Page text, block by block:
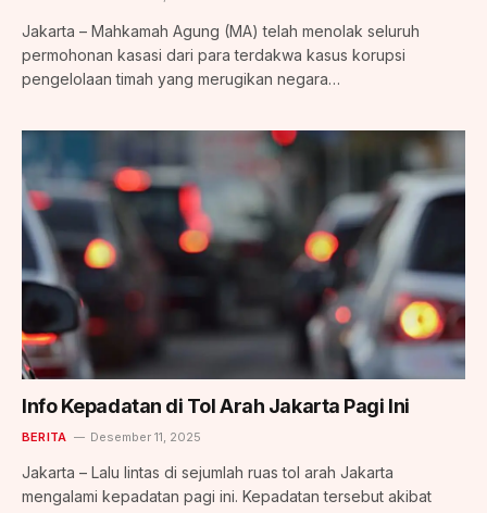
Jakarta – Mahkamah Agung (MA) telah menolak seluruh
permohonan kasasi dari para terdakwa kasus korupsi
pengelolaan timah yang merugikan negara…
Info Kepadatan di Tol Arah Jakarta Pagi Ini
BERITA Desember 11, 2025
Jakarta – Lalu lintas di sejumlah ruas tol arah Jakarta
mengalami kepadatan pagi ini. Kepadatan tersebut akibat